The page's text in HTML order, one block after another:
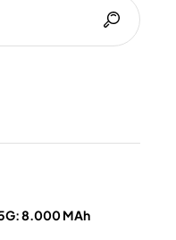
8.000 MAh